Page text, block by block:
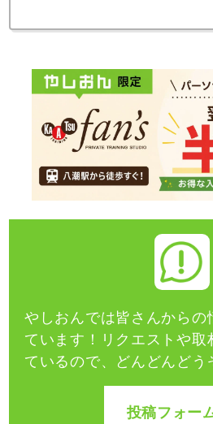
やしおんでは皆さんからの
ています！ リクエストや
ているので、どんどんどう
投稿フォー